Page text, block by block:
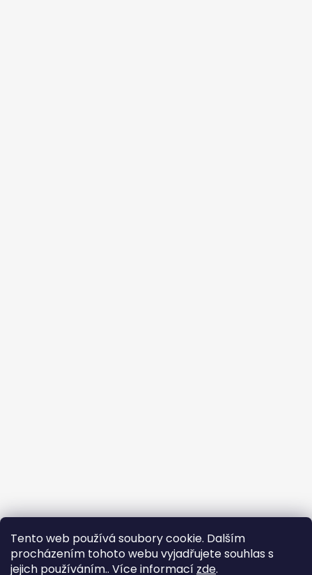
Tento web používá soubory cookie. Dalším
procházením tohoto webu vyjadřujete souhlas s
jejich používáním.. Více informací zde. 🐾